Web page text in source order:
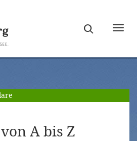
A bis Z